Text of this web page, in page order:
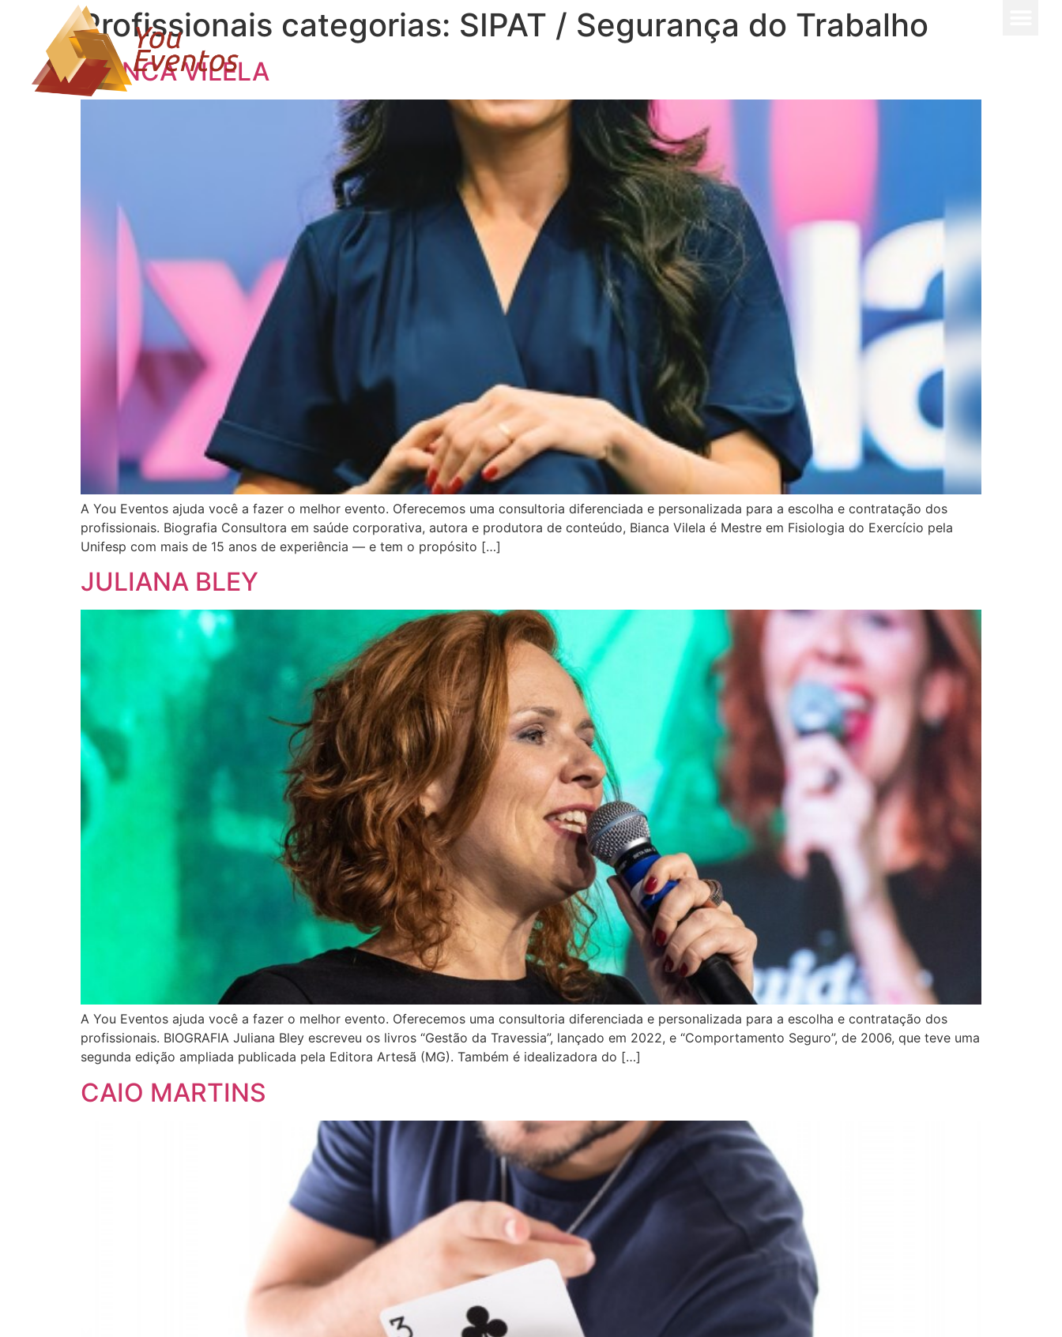
Profissionais categorias: SIPAT / Segurança do Trabalho
BIANCA VILELA
A You Eventos ajuda você a fazer o melhor evento. Oferecemos uma consultoria diferenciada e personalizada para a escolha e contratação dos
profissionais. Biografia Consultora em saúde corporativa, autora e produtora de conteúdo, Bianca Vilela é Mestre em Fisiologia do Exercício pela
Unifesp com mais de 15 anos de experiência — e tem o propósito […]
JULIANA BLEY
A You Eventos ajuda você a fazer o melhor evento. Oferecemos uma consultoria diferenciada e personalizada para a escolha e contratação dos
profissionais. BIOGRAFIA Juliana Bley escreveu os livros “Gestão da Travessia”, lançado em 2022, e “Comportamento Seguro”, de 2006, que teve uma
segunda edição ampliada publicada pela Editora Artesã (MG). Também é idealizadora do […]
CAIO MARTINS